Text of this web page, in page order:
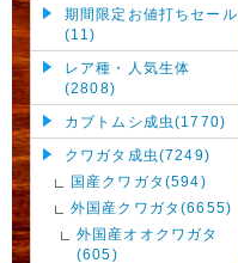
期間限定お値打ちセール
(11)
レア種・人気生体
(2808)
カブトムシ成虫(1770)
クワガタ成虫(7249)
国産クワガタ(594)
外国産クワガタ(6655)
外国産オオクワガタ
(605)